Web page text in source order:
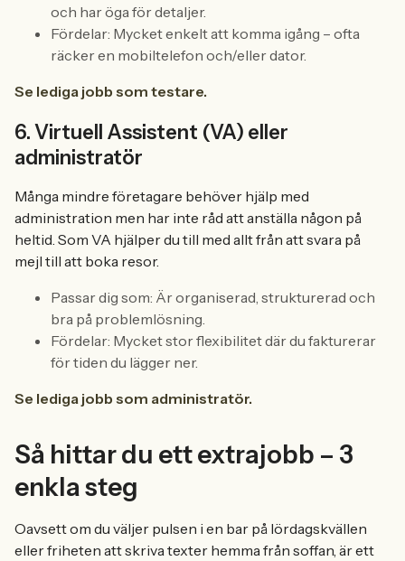
och har öga för detaljer.
Fördelar: Mycket enkelt att komma igång – ofta
räcker en mobiltelefon och/eller dator.
Se lediga jobb som testare.
6. Virtuell Assistent (VA) eller
administratör
Många mindre företagare behöver hjälp med
administration men har inte råd att anställa någon på
heltid. Som VA hjälper du till med allt från att svara på
mejl till att boka resor.
Passar dig som: Är organiserad, strukturerad och
bra på problemlösning.
Fördelar: Mycket stor flexibilitet där du fakturerar
för tiden du lägger ner.
Se lediga jobb som administratör.
Så hittar du ett extrajobb – 3
enkla steg
Oavsett om du väljer pulsen i en bar på lördagskvällen
eller friheten att skriva texter hemma från soffan, är ett